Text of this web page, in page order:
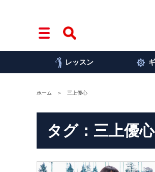
レッスン
ホーム 三上優心
タグ：三上優心